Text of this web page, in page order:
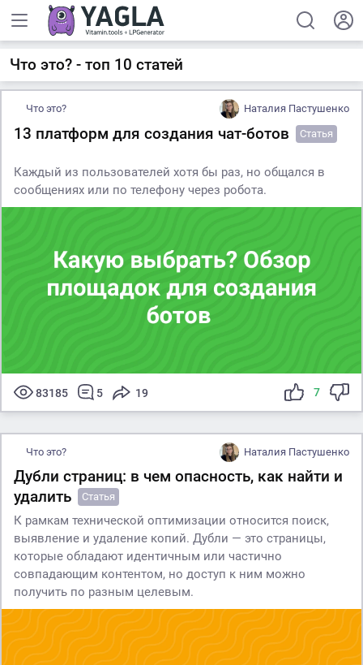
Что это? - топ 10 статей
Что это? Наталия Пастушенко
13 платформ для создания чат-ботов Статья
Каждый из пользователей хотя бы раз, но общался в
сообщениях или по телефону через робота.
83185 5 19 7
Что это? Наталия Пастушенко
Дубли страниц: в чем опасность, как найти и
удалить
Статья
К рамкам технической оптимизации относится поиск,
выявление и удаление копий. Дубли — это страницы,
которые обладают идентичным или частично
совпадающим контентом, но доступ к ним можно
получить по разным целевым.